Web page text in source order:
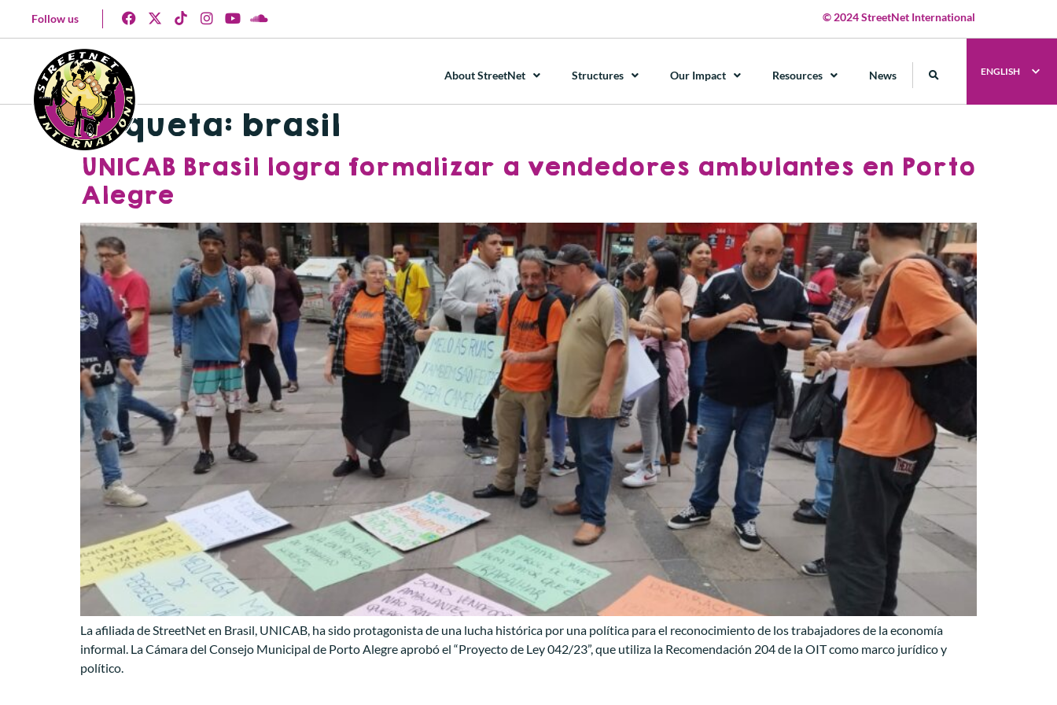
Follow us © 2024 StreetNet International
About StreetNet Structures Our Impact Resources News ENGLISH
Etiqueta: brasil
UNICAB Brasil logra formalizar a vendedores ambulantes en Porto
Alegre
La afiliada de StreetNet en Brasil, UNICAB, ha sido protagonista de una lucha histórica por una política para el reconocimiento de los trabajadores de la economía
informal. La Cámara del Consejo Municipal de Porto Alegre aprobó el “Proyecto de Ley 042/23”, que utiliza la Recomendación 204 de la OIT como marco jurídico y
político.